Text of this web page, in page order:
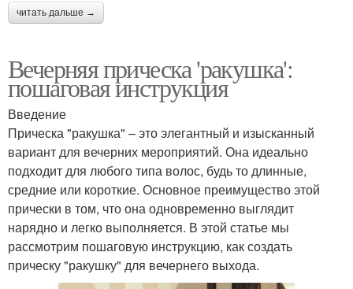
читать дальше →
Вечерняя прическа 'ракушка':
пошаговая инструкция
Введение
Прическа "ракушка" – это элегантный и изысканный
вариант для вечерних мероприятий. Она идеально
подходит для любого типа волос, будь то длинные,
средние или короткие. Основное преимущество этой
прически в том, что она одновременно выглядит
нарядно и легко выполняется. В этой статье мы
рассмотрим пошаговую инструкцию, как создать
прическу "ракушку" для вечернего выхода.